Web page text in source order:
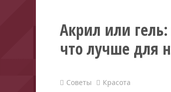
Акрил или
что лучше для
Советы Красота